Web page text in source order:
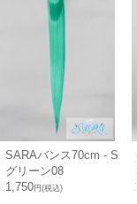
SARAバンス70cm - S
グリーン08
1,750円(税込)